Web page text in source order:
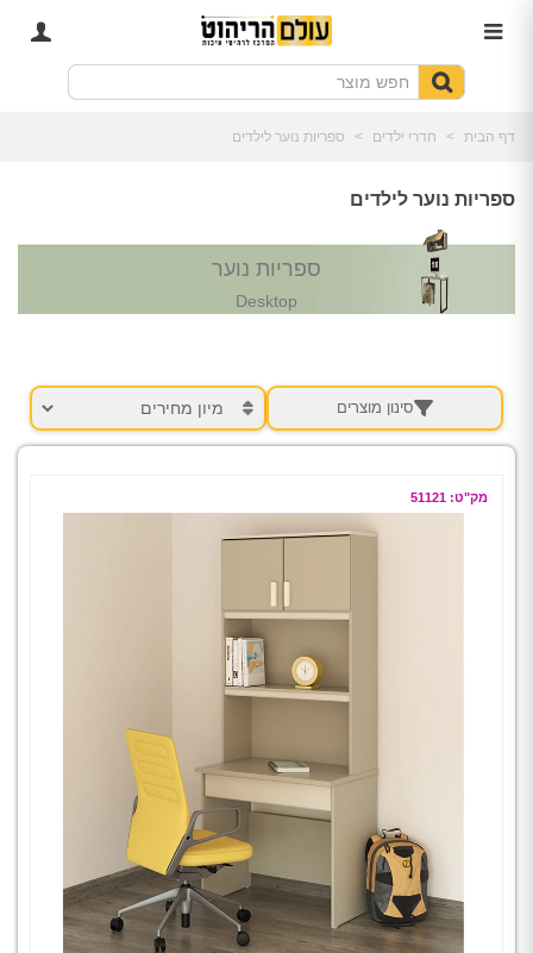
דף הבית > חדרי ילדים > ספריות נוער לילדים
ספריות נוער לילדים
ספריות נוער
Desktop
סינון מוצרים
מק"ט: 51121